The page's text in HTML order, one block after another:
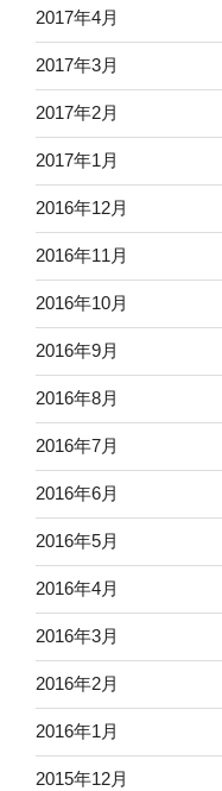
2017年4月
2017年3月
2017年2月
2017年1月
2016年12月
2016年11月
2016年10月
2016年9月
2016年8月
2016年7月
2016年6月
2016年5月
2016年4月
2016年3月
2016年2月
2016年1月
2015年12月